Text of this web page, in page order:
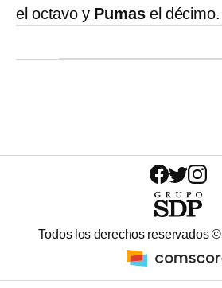
el octavo y Pumas el décimo.
Todos los derechos reservados ©